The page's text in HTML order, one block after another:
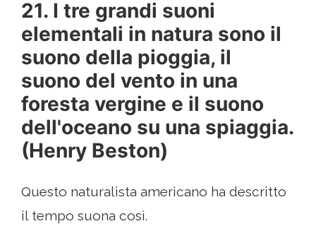
21. I tre grandi suoni
elementali in natura sono il
suono della pioggia, il
suono del vento in una
foresta vergine e il suono
dell'oceano su una spiaggia.
(Henry Beston)
Questo naturalista americano ha descritto
il tempo suona così.